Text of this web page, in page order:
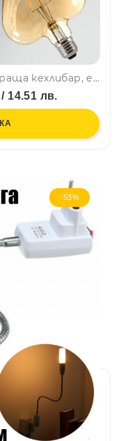
6W led винтидж крушка димираща кехлибар, енергоспестяваща, сърце, BF22
14.51 лв.
-53%